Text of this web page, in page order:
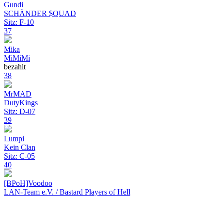
Gundi
SCHÄNDER $QUAD
Sitz: F-10
37
Mika
MiMiMi
bezahlt
38
MrMAD
DutyKings
Sitz: D-07
39
Lumpi
Kein Clan
Sitz: C-05
40
[BPoH]Voodoo
LAN-Team e.V. / Bastard Players of Hell